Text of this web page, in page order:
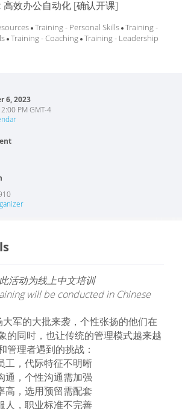
高效办公自动化 [确认开课]
Training - Personal Skills Training -
Training - Coaching Training - Leadership
6, 2023
PM GMT-4
此活动为线上中文培训
will be conducted in Chinese
军的大批来袭，个性张扬的他们在
的同时，也让传统的管理模式越来越
管理者遇到的挑战：
工，代际特征不明晰
通，个性沟通需加强
高，选用预留需配套
人，职业标准不完善